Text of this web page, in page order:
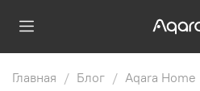
Главная Блог Aqara Home